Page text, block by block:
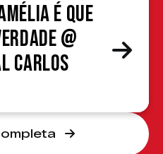
é que
@
Carlos